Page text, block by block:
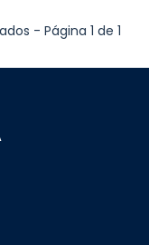
- Página 1 de 1